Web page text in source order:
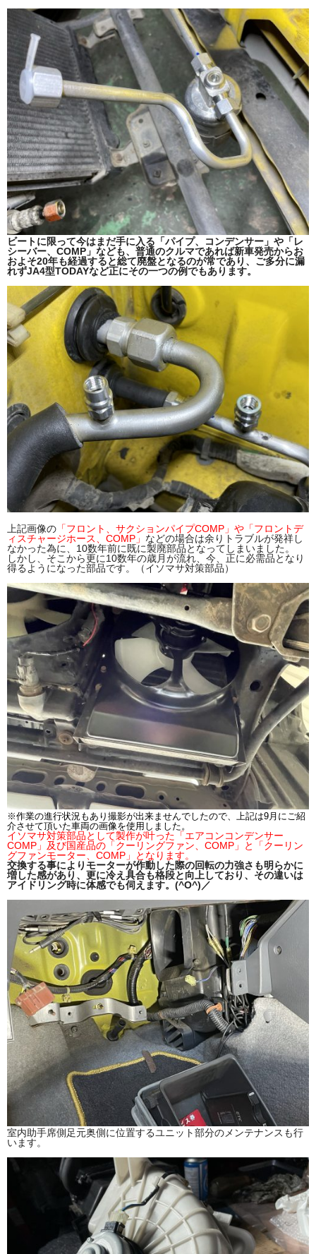
ビートに限って今はまだ手に入る「パイプ、コンデンサー」や「レ
シーバー、COMP」なども、普通のクルマであれば新車発売からお
およそ20年も経過すると総て廃盤となるのが常であり、ご多分に漏
れずJA4型TODAYなど正にその一つの例でもあります。
上記画像の 「フロント、サクションパイプCOMP」や「フロントデ
ィスチャージホース、COMP」 などの場合は余りトラブルが発祥し
なかった為に、10数年前に既に製廃部品となってしまいました。
しかし、そこから更に10数年の歳月が流れ、今、正に必需品となり
得るようになった部品です。（イソマサ対策部品）
※作業の進行状況もあり撮影が出来ませんでしたので、上記は9月にご紹
介させて頂いた車両の画像を使用しました。
イソマサ対策部品として製作が叶った「エアコンコンデンサー
COMP」及び国産品の「クーリングファン、COMP」と「クーリン
グファンモーター、COMP」となります。
交換する事によりモーターが作動した際の回転の力強さも明らかに
増した感があり、更に冷え具合も格段と向上しており、その違いは
アイドリング時に体感でも伺えます。(^O^)／
室内助手席側足元奥側に位置するユニット部分のメンテナンスも行
います。